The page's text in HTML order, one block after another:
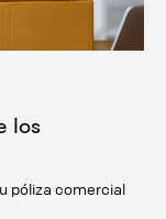
los
póliza comercial